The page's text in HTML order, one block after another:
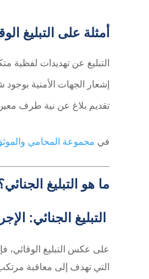
أمثلة على التبليغ
التبليغ عن تهديدات لفظية
إشعار الجهات الأمنية
تقديم بلاغ عن نية طرف
في مجموعة المحامي
ما هو التبليغ
التبليغ الجنائي:
على عكس التبليغ الوقائي،
التي تهدف إلى معاقبة